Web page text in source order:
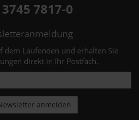
7817-0
dem Laufenden und erhalten Sie
direkt in Ihr Postfach.